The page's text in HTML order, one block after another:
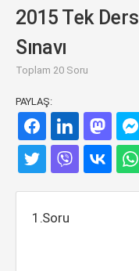
2015 Tek Ders
Sınavı
Toplam 20 Soru
PAYLAŞ:
1.Soru